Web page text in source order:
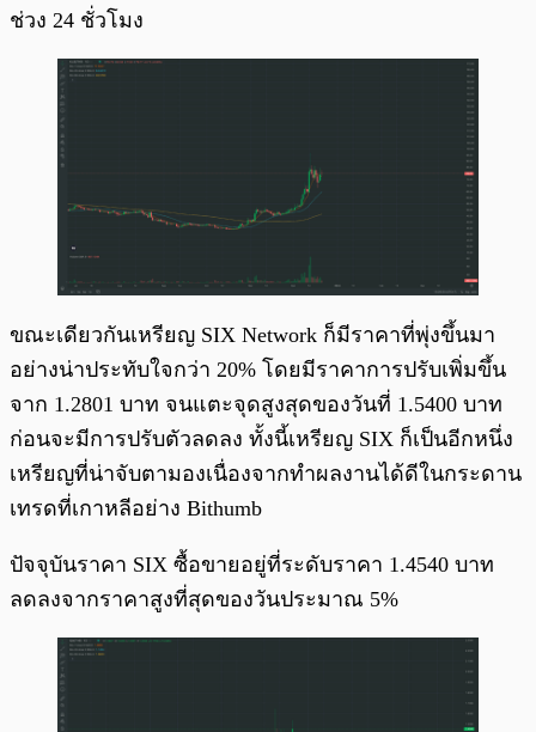
ช่วง 24 ชั่วโมง
ขณะเดียวกันเหรียญ SIX Network ก็มีราคาที่พุ่งขึ้นมา
อย่างน่าประทับใจกว่า 20% โดยมีราคาการปรับเพิ่มขึ้น
จาก 1.2801 บาท จนแตะจุดสูงสุดของวันที่ 1.5400 บาท
ก่อนจะมีการปรับตัวลดลง ทั้งนี้เหรียญ SIX ก็เป็นอีกหนึ่ง
เหรียญที่น่าจับตามองเนื่องจากทำผลงานได้ดีในกระดาน
เทรดที่เกาหลีอย่าง Bithumb
ปัจจุบันราคา SIX ซื้อขายอยู่ที่ระดับราคา 1.4540 บาท
ลดลงจากราคาสูงที่สุดของวันประมาณ 5%